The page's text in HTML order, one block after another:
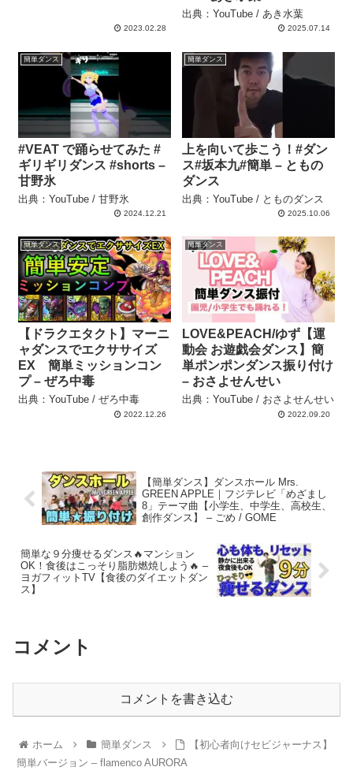
2023.02.28
出典：YouTube / あき水葉
2025.07.14
簡単ダンス
#VEAT で踊らせてみた #
ギリギリダンス #shorts –
甘野氷
出典：YouTube / 甘野氷
2024.12.21
簡単ダンス
上を向いて歩こう！#ダン
ス#坂本九#簡単 – ともの
ダンス
出典：YouTube / とものダンス
2025.10.06
簡単ダンス
【ドラクエタクト】マーニ
ャダンスでエクササイズ
EX 簡単ミッションコン
プ – ぜろ中毒
出典：YouTube / ぜろ中毒
2022.12.26
簡単ダンス
LOVE&PEACH/ゆず【運
動会 お遊戯会ダンス】簡
単ポンポンダンス振り付け
– おさよせんせい
出典：YouTube / おさよせんせい
2022.09.20
【簡単ダンス】ダンスホール Mrs.
GREEN APPLE｜フジテレビ「めざまし
8」テーマ曲【小学生、中学生、高校生、
創作ダンス】 – ごめ / GOME
簡単な９分痩せるダンス🔥マンション
OK！食後はこっそり脂肪燃焼しよう🔥 –
ヨガフィットTV【食後のダイエットダン
ス】
コメント
コメントを書き込む
ホーム 簡単ダンス
【初心者向けセビジャーナス】
簡単バージョン – flamenco AURORA